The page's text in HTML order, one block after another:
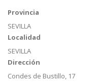
Provincia
SEVILLA
Localidad
SEVILLA
Dirección
Condes de Bustillo, 17